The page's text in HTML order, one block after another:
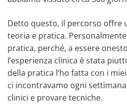
Detto questo, il percorso offre
teoria e pratica.
pratica, perché, a essere
l’esperienza clinica è stata
della pratica l’ho fatta con i
ci incontravamo ogni
clinici e provare tecniche.